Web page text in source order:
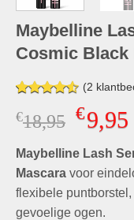
Maybelline
Cosmic Black
Gewaardeerd
4.50op 5
gebaseerd
waarderingen
(2
€18,95
prijs
was:
€18,95.
€9,95
Maybelline Lash
Mascara voor
flexibele
gevoelige ogen.